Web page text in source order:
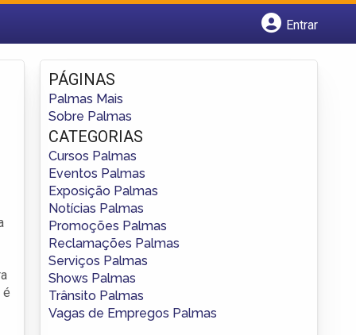
Entrar
Fazer login
Criar conta
é
PÁGINAS
Palmas Mais
Sobre Palmas
CATEGORIAS
Cursos Palmas
Eventos Palmas
Exposição Palmas
Notícias Palmas
Promoções Palmas
Reclamações Palmas
Serviços Palmas
Shows Palmas
Trânsito Palmas
Vagas de Empregos Palmas